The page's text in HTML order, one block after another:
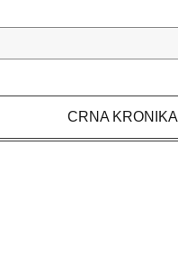
CRNA KRONIKA